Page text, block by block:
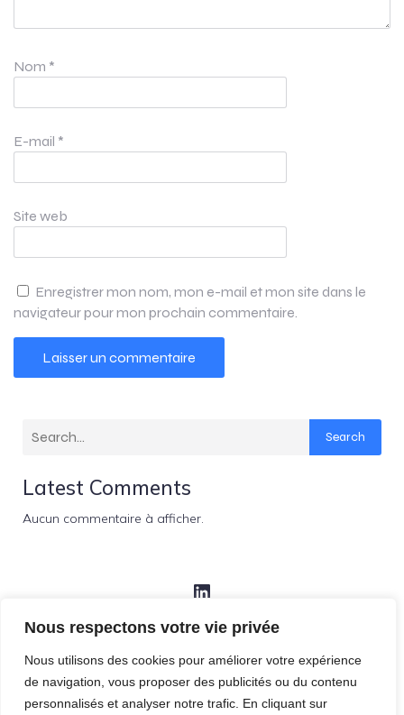
Nous respectons votre vie privée
Nous utilisons des cookies pour améliorer votre expérience
de navigation, vous proposer des publicités ou du contenu
personnalisés et analyser notre trafic. En cliquant sur
Nom *
E-mail *
Site web
Enregistrer mon nom, mon e-mail et mon site dans le
navigateur pour mon prochain commentaire.
Search
Latest Comments
Aucun commentaire à afficher.
LinkedIn
Instagram